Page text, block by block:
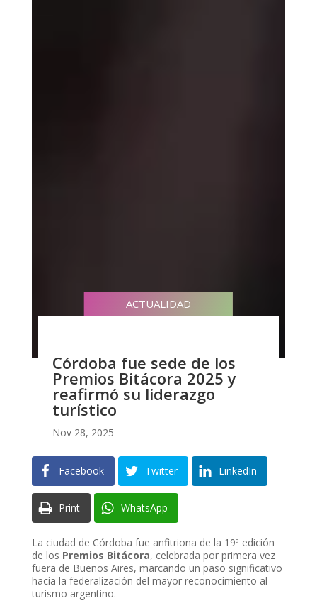
ACTUALIDAD
Córdoba fue sede de los
Premios Bitácora 2025 y
reafirmó su liderazgo
turístico
Nov 28, 2025
Facebook Twitter LinkedIn
Print WhatsApp
La ciudad de Córdoba fue anfitriona de la 19ª edición
de los Premios Bitácora, celebrada por primera vez
fuera de Buenos Aires, marcando un paso significativo
hacia la federalización del mayor reconocimiento al
turismo argentino.